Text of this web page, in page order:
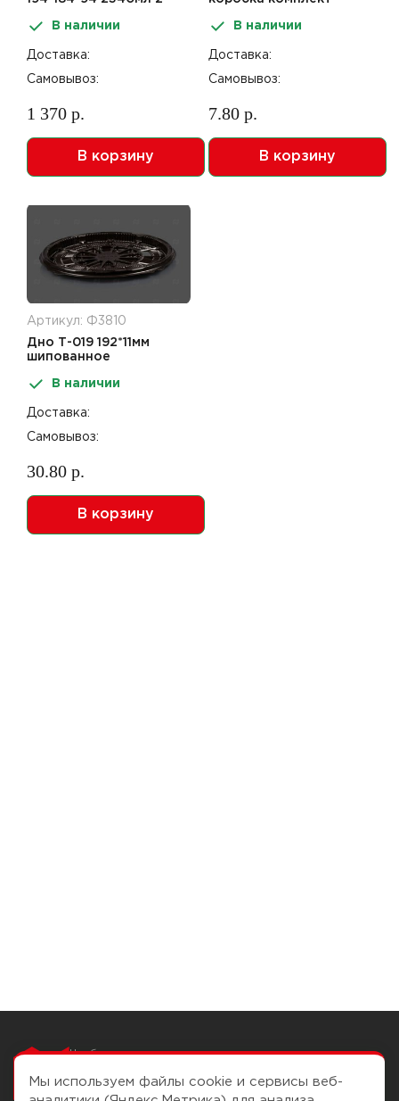
В наличии
Доставка:
Самовывоз:
1 370 р.
В корзину
крафт OVERBOX500
В наличии
Доставка:
Самовывоз:
7.80 р.
В корзину
Артикул: Ф3810
Дно Т-019 192*11мм
шипованное
В наличии
Доставка:
Самовывоз:
30.80 р.
В корзину
Чтобы вам легко
Мы используем файлы cookie и сервисы веб-